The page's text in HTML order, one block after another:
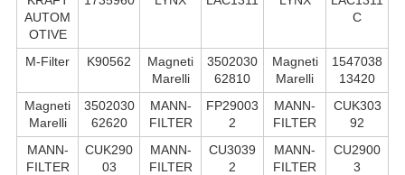
AUTOM
OTIVE
C
M-Filter K90562
Magneti
Marelli
3502030
62810
Magneti
Marelli
1547038
13420
Magneti
Marelli
3502030
62620
MANN-
FILTER
FP29003
2
MANN-
FILTER
CUK303
92
MANN-
FILTER
CUK290
03
MANN-
FILTER
CU3039
2
MANN-
FILTER
CU2900
3